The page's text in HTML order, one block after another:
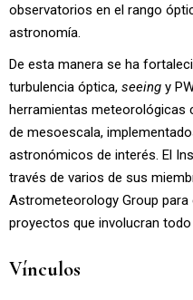
observatorios en el rango
astronomía.
De esta manera se ha
turbulencia óptica, seeing y
herramientas
de mesoescala,
astronómicos de interés. El
través de varios de sus
Astrometeorology Group para
proyectos que involucran
Vínculos